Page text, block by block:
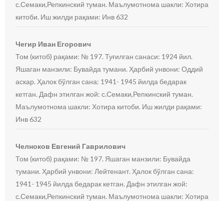
с.Семаки,Репкинский туман. Маълумотнома шакли: Хотира
китоби. Иш жилди рақами: Инв 632
Чегир Иван Егорович
Том (китоб) рақами: № 197. Туғилган санаси: 1924 йил.
Яшаган манзили: Бувайда тумани. Ҳарбий унвони: Оддий
аскар. Ҳалок бўлган сана: 1941- 1945 йилда бедарак
кетган. Дафн этилган жой: с.Семаки,Репкинский туман.
Маълумотнома шакли: Хотира китоби. Иш жилди рақами:
Инв 632
Челноков Евгений Гаврилович
Том (китоб) рақами: № 197. Яшаган манзили: Бувайда
тумани. Ҳарбий унвони: Лейтенант. Ҳалок бўлган сана:
1941- 1945 йилда бедарак кетган. Дафн этилган жой:
с.Семаки,Репкинский туман. Маълумотнома шакли: Хотира